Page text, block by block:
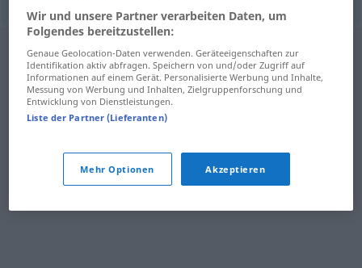
Wir und unsere Partner verarbeiten Daten, um
Folgendes bereitzustellen:
Genaue Geolocation-Daten verwenden. Geräteeigenschaften zur
Identifikation aktiv abfragen. Speichern von und/oder Zugriff auf
Informationen auf einem Gerät. Personalisierte Werbung und Inhalte,
Messung von Werbung und Inhalten, Zielgruppenforschung und
Entwicklung von Dienstleistungen.
Liste der Partner (Lieferanten)
Mehr Optionen Akzeptieren